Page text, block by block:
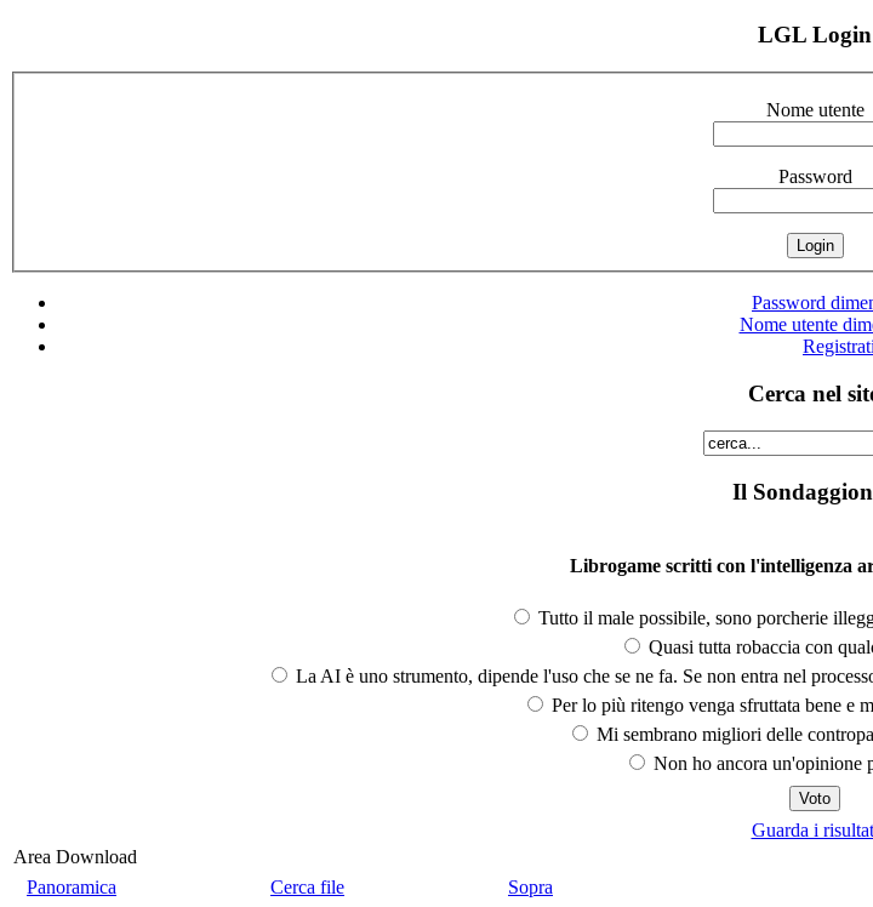
LGL Login
Nome utente
Password
Password
Nome utente
Cerca nel
Il
Librogame scritti con l'intelligenza
Tutto il male possibile, sono porcherie
Quasi tutta robaccia con
La AI è uno strumento, dipende l'uso che se ne fa. Se non entra nel
Per lo più ritengo venga sfruttata bene e
Mi sembrano migliori delle
Non ho ancora un'opinione
Guarda i
Area Download
Panoramica
Cerca file Sopra